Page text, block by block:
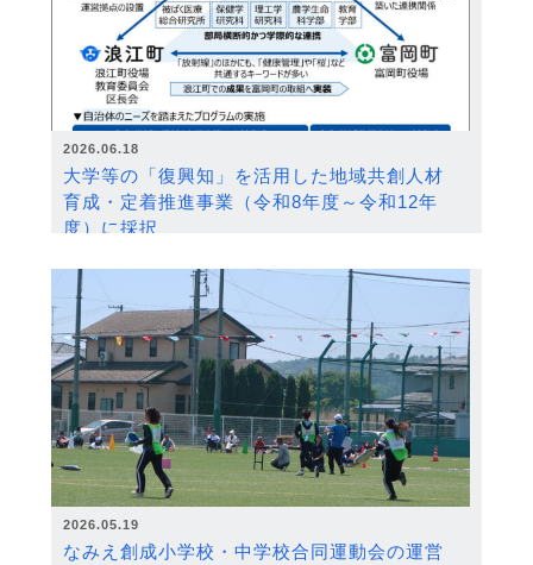
2026.06.18
大学等の「復興知」を活用した地域共創人材
育成・定着推進事業（令和8年度～令和12年
度）に採択
2026.05.19
なみえ創成小学校・中学校合同運動会の運営